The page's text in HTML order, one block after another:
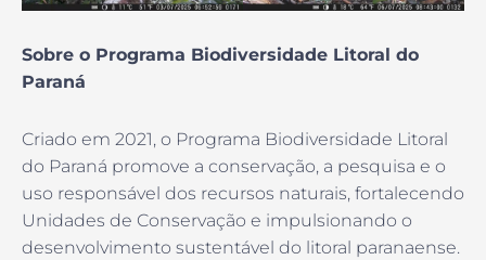
Sobre o Programa Biodiversidade Litoral do
Paraná
Criado em 2021, o Programa Biodiversidade Litoral
do Paraná promove a conservação, a pesquisa e o
uso responsável dos recursos naturais, fortalecendo
Unidades de Conservação e impulsionando o
desenvolvimento sustentável do litoral paranaense.